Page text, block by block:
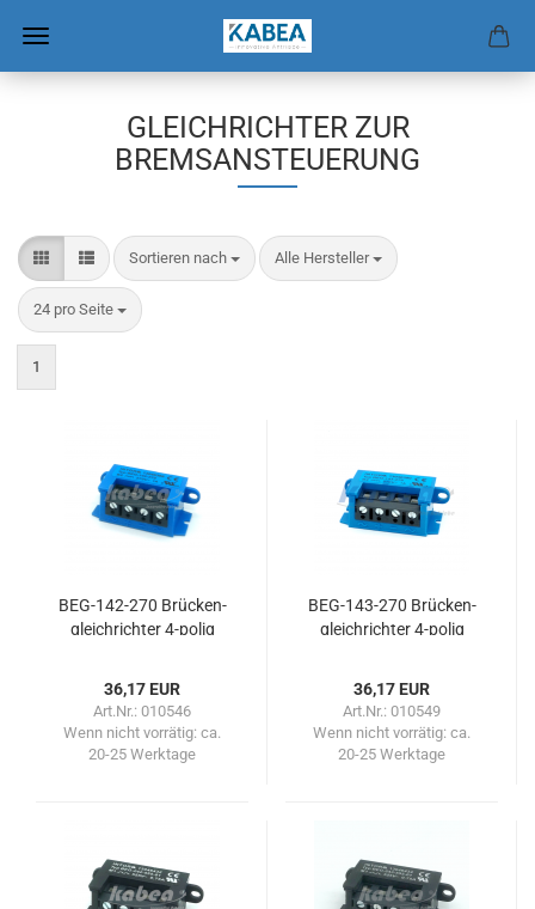
GLEICHRICHTER ZUR
BREMSANSTEUERUNG
Sortieren nach
Sortieren nach Alle Hersteller
pro Seite
24 pro Seite
pro Seite
1
BEG-​142-​270 Brü­cken­
gleich­rich­ter 4-​polig
36,17 EUR
Art.Nr.: 010546
Wenn nicht vorrätig: ca.
20-25 Werktage
BEG-​143-​270 Brü­cken­
gleich­rich­ter 4-​polig
36,17 EUR
Art.Nr.: 010549
Wenn nicht vorrätig: ca.
20-25 Werktage